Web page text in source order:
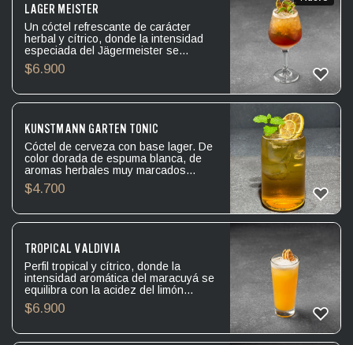
LAGER MEISTER
Un cóctel refrescante de carácter
herbal y cítrico, donde la intensidad
especiada del Jägermeister se
equilibra con limón natural y menta
fresca. La Lager Blanc aporta
efervescencia delicada.
$6.900
KUNSTMANN GARTEN TONIC
Cóctel de cerveza con base lager. De
color dorada de espuma blanca, de
aromas herbales muy marcados
destacando la lavanda y con un dejo
de cedrón, al beberla se sienten los
dando un inicio levemente amargo con
medio ideal para servir con algunos
botanicos frescos.
$4.700
TROPICAL VALDIVIA
Perfil tropical y cítrico, donde la
intensidad aromática del maracuyá se
equilibra con la acidez del limón
natural. El pisco Mistral 35° aporta
carácter y estructura, mientras que la
notas maltosas y una agradable
$6.900